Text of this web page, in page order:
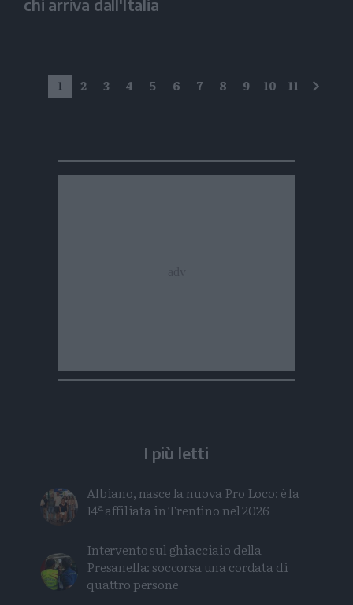
chi arriva dall'Italia
1 2 3 4 5 6 7 8 9 10 11
I più letti
Albiano, nasce la nuova Pro Loco: è la
14ª affiliata in Trentino nel 2026
Intervento sul ghiacciaio della
Presanella: soccorsa una cordata di
quattro persone